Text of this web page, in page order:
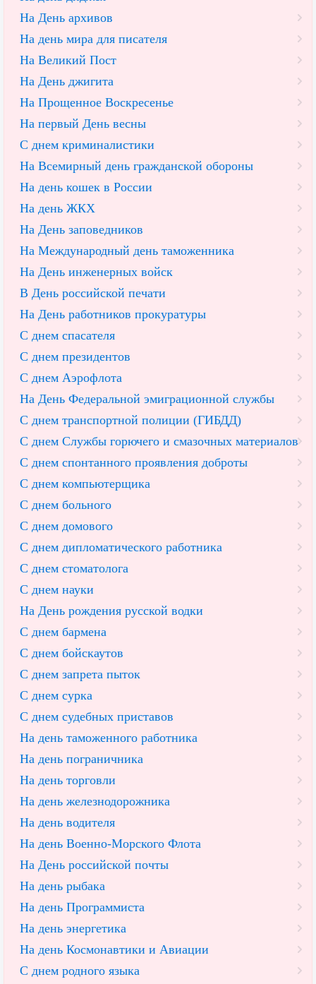
На День архивов
На день мира для писателя
На Великий Пост
На День джигита
На Прощенное Воскресенье
На первый День весны
С днем криминалистики
На Всемирный день гражданской обороны
На день кошек в России
На день ЖКХ
На День заповедников
На Международный день таможенника
На День инженерных войск
В День российской печати
На День работников прокуратуры
С днем спасателя
С днем президентов
С днем Аэрофлота
На День Федеральной эмиграционной службы
С днем транспортной полиции (ГИБДД)
С днем Службы горючего и смазочных материалов
С днем спонтанного проявления доброты
С днем компьютерщика
С днем больного
С днем домового
С днем дипломатического работника
С днем стоматолога
С днем науки
На День рождения русской водки
С днем бармена
С днем бойскаутов
С днем запрета пыток
С днем сурка
С днем судебных приставов
На день таможенного работника
На день пограничника
На день торговли
На день железнодорожника
На день водителя
На день Военно-Морского Флота
На День российской почты
На день рыбака
На день Программиста
На день энергетика
На день Космонавтики и Авиации
С днем родного языка